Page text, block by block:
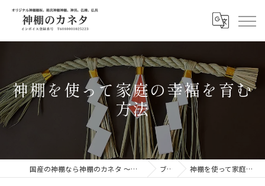
神棚を使って家庭の幸福を育む
方法
国産の神棚なら神棚のカネタ ～日々のしあわせを感じる物を～ ブログ 神棚を使って家庭の幸福を育む方法